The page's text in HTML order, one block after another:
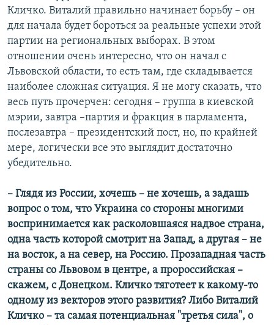
Кличко. Виталий правильно начинает борьбу – он
для начала будет бороться за реальные успехи этой
партии на региональных выборах. В этом
отношении очень интересно, что он начал с
Львовской области, то есть там, где складывается
наиболее сложная ситуация. Я не могу сказать, что
весь путь прочерчен: сегодня – группа в киевской
мэрии, завтра –партия и фракция в парламента,
послезавтра – президентский пост, но, по крайней
мере, логически все это выглядит достаточно
убедительно.
– Глядя из России, хочешь – не хочешь, а задашь
вопрос о том, что Украина со стороны многими
воспринимается как расколовшаяся надвое страна,
одна часть которой смотрит на Запад, а другая – не
на восток, а на север, на Россию. Прозападная часть
страны со Львовом в центре, а пророссийская –
скажем, с Донецком. Кличко тяготеет к какому-то
одному из векторов этого развития? Либо Виталий
Кличко – та самая потенциальная "третья сила", о